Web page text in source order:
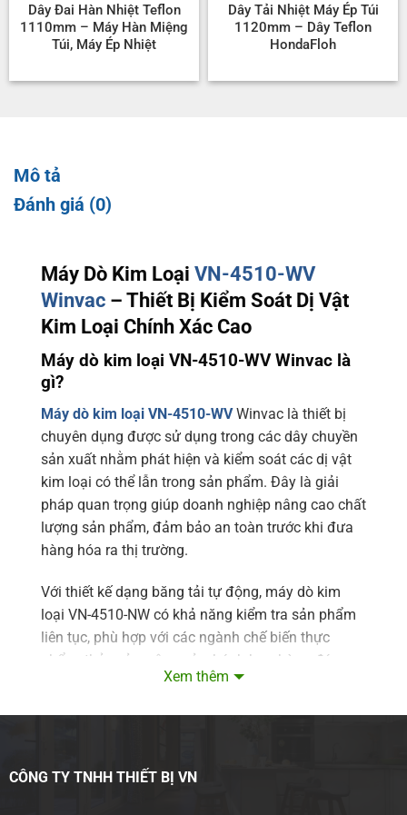
Dây Đai Hàn Nhiệt Teflon
1110mm – Máy Hàn Miệng
Túi, Máy Ép Nhiệt
Dây Tải Nhiệt Máy Ép Túi
1120mm – Dây Teflon
HondaFloh
Mô tả
Đánh giá (0)
Máy Dò Kim Loại VN-4510-WV
Winvac – Thiết Bị Kiểm Soát Dị Vật
Kim Loại Chính Xác Cao
Máy dò kim loại VN-4510-WV Winvac là
gì?
Máy dò kim loại VN-4510-WVWinvac là thiết bị
chuyên dụng được sử dụng trong các dây chuyền
sản xuất nhằm phát hiện và kiểm soát các dị vật
kim loại có thể lẫn trong sản phẩm. Đây là giải
pháp quan trọng giúp doanh nghiệp nâng cao chất
lượng sản phẩm, đảm bảo an toàn trước khi đưa
hàng hóa ra thị trường.
Với thiết kế dạng băng tải tự động, máy dò kim
loại VN-4510-NW có khả năng kiểm tra sản phẩm
liên tục, phù hợp với các ngành chế biến thực
phẩm, thủy sản, nông sản, bánh kẹo, hàng đóng
gói và nhiều lĩnh vực sản xuất công nghiệp khác.
Khả năng phát hiện kim loại chính xác
Xem thêm
CÔNG TY TNHH THIẾT BỊ VN